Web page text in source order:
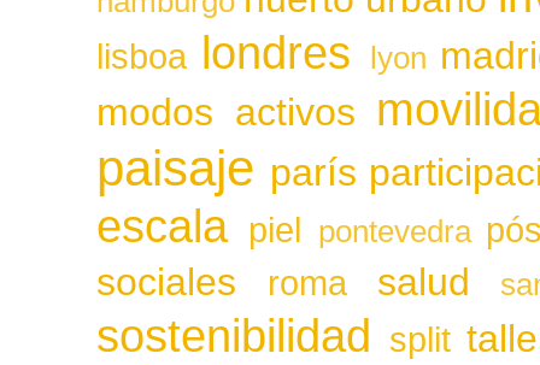
lisboa londres lyon
modos activos
paisaje parís
escala piel pontevedra
sociales roma salud
sostenibilidad split